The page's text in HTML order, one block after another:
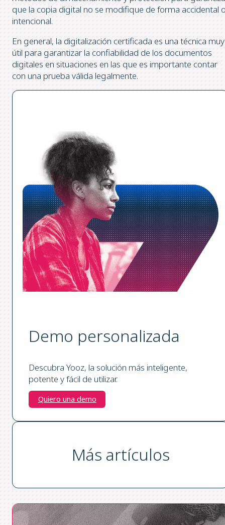
que la copia digital no se modifique de forma accidental
intencional.
En general, la digitalización certificada es una técnica muy
útil para garantizar la confiabilidad de los documentos
digitales en situaciones en las que es importante contar
con una prueba válida legalmente.
Demo personalizada
Descubra Yooz, la solución más inteligente,
potente y fácil de utilizar.
Quiero una demo
Más artículos